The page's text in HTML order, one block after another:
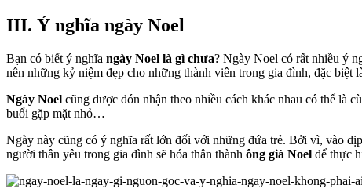
III. Ý nghĩa ngày Noel
Bạn có biết ý nghĩa ngày Noel là gì chưa? Ngày Noel có rất nhiều ý
nên những kỷ niệm đẹp cho những thành viên trong gia đình, đặc
Ngày Noel cũng được đón nhận theo nhiều cách khác nhau có thể là
buổi gặp mặt nhỏ…
Ngày này cũng có ý nghĩa rất lớn đối với những đứa trẻ. Bởi vì, vào
người thân yêu trong gia đình sẽ hóa thân thành ông già Noel để thực